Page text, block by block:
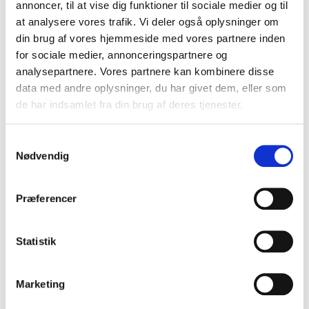
annoncer, til at vise dig funktioner til sociale medier og til
at analysere vores trafik. Vi deler også oplysninger om
din brug af vores hjemmeside med vores partnere inden
for sociale medier, annonceringspartnere og
analysepartnere. Vores partnere kan kombinere disse
data med andre oplysninger, du har givet dem, eller som
de har indsamlet fra din brug af deres tjenester.
Nødvendig
Præferencer
Statistik
Marketing
VIS PRODUKT